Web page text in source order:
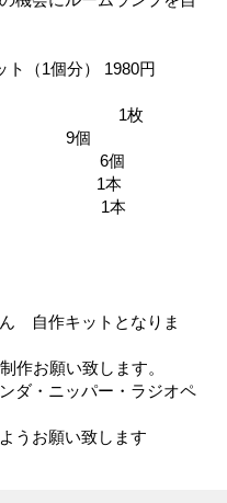
ト（1個分） 1980円
板 1枚
雷神 9個
6個
1本
ター 1本
自作キットとなりま
作お願い致します。
ダ・ニッパー・ラジオペ
うお願い致します